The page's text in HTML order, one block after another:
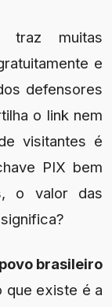
traz muitas
e
defensores
o link nem
visitantes é
PIX bem
o valor das
brasileiro
que existe é a